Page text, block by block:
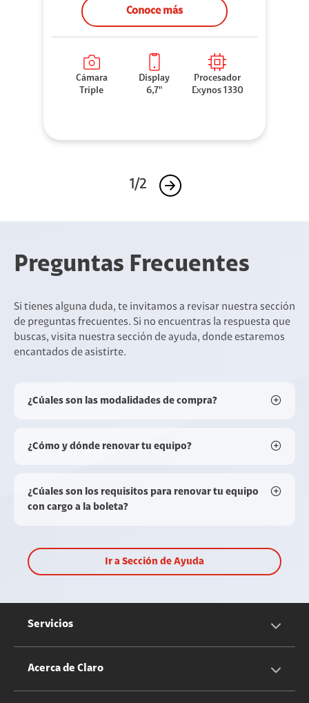
Conoce más
Cámara
Triple
Display
6,7"
Procesador
Exynos 1330
1/2
Preguntas Frecuentes
Si tienes alguna duda, te invitamos a revisar nuestra sección
de preguntas frecuentes. Si no encuentras la respuesta que
buscas, visita nuestra sección de ayuda, donde estaremos
encantados de asistirte.
¿Cúales son las modalidades de compra?
¿Cómo y dónde renovar tu equipo?
¿Cúales son los requisitos para renovar tu equipo
con cargo a la boleta?
Ir a Sección de Ayuda
Servicios
Servicios Móviles
Acerca de Claro